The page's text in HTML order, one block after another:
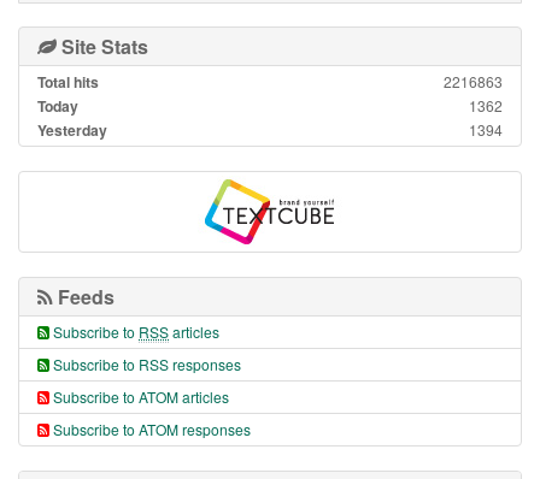
Site Stats
Total hits 2216863
Today 1362
Yesterday 1394
Feeds
Subscribe to RSSarticles
Subscribe to RSS responses
Subscribe to ATOM articles
Subscribe to ATOM responses